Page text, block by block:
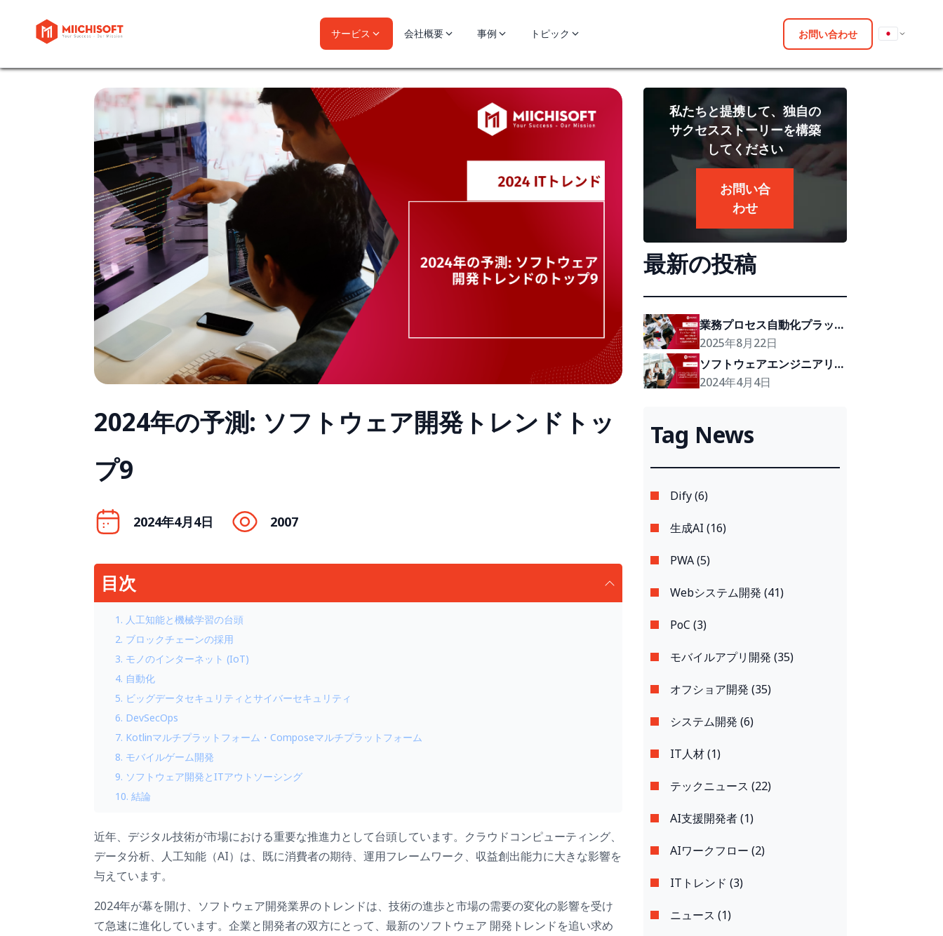
サービス 会社概要 事例 トピック お問い合わせ
2024年の予測: ソフトウェア開発トレンドトッ
プ9
2024年4月4日 2007
目次
1. 人工知能と機械学習の台頭
2. ブロックチェーンの採用
3. モノのインターネット (IoT)
4. 自動化
5. ビッグデータセキュリティとサイバーセキュリティ
6. DevSecOps
7. Kotlinマルチプラットフォーム・Composeマルチプラットフォーム
8. モバイルゲーム開発
9. ソフトウェア開発とITアウトソーシング
10. 結論
近年、デジタル技術が市場における重要な推進力として台頭しています。クラウドコンピューティング、
データ分析、人工知能（AI）は、既に消費者の期待、運用フレームワーク、収益創出能力に大きな影響を
与えています。
2024年が幕を開け、ソフトウェア開発業界のトレンドは、技術の進歩と市場の需要の変化の影響を受け
て急速に進化しています。企業と開発者の双方にとって、最新のソフトウェア 開発トレンドを追い求め
私たちと提携して、独自の
サクセスストーリーを構築
してください
お問い合
わせ
最新の投稿
業務プロセス自動化プラット
フォーム3選：n8n・Dify
AI・Make、あなたの会社に
最適なのはどれ？
2025年8月22日
ソフトウェアエンジニアリン
グの未来：2024年の予測さ
2024年4月4日
Tag News
Dify (6)
生成AI (16)
PWA (5)
Webシステム開発 (41)
PoC (3)
モバイルアプリ開発 (35)
オフショア開発 (35)
システム開発 (6)
IT人材 (1)
テックニュース (22)
AI支援開発者 (1)
AIワークフロー (2)
ITトレンド (3)
ニュース (1)